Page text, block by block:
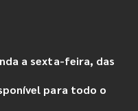
a sexta-feira, das
para todo o